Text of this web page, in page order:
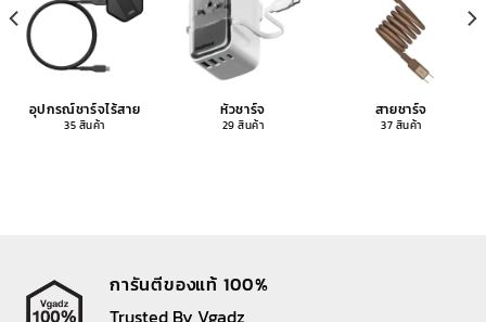
อุปกรณ์ชาร์จไร้สาย
35 สินค้า
หัวชาร์จ
29 สินค้า
สายชาร์จ
37 สินค้า
การันตีของแท้ 100%